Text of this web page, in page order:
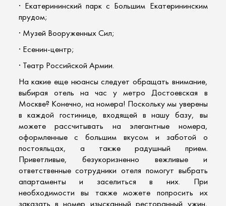
· Екатерининский парк с Большим Екатерининским
прудом;
· Музей Вооруженных Сил;
· Есенин-центр;
· Театр Российской Армии.
На какие еще нюансы следует обращать внимание,
выбирая отель на час у метро Достоевская в
Москве? Конечно, на номера! Поскольку мы уверены
в каждой гостинице, входящей в нашу базу, вы
можете рассчитывать на элегантные номера,
оформленные с большим вкусом и заботой о
постояльцах, а также радушный прием.
Приветливые, безукоризненно вежливые и
ответственные сотрудники отеля помогут выбрать
апартаменты и заселиться в них. При
необходимости вы также можете попросить их